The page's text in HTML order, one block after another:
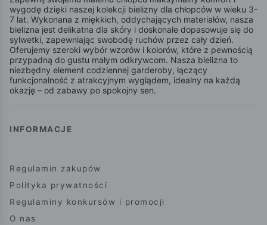
wygodę dzięki naszej kolekcji bielizny dla chłopców w wieku 3-
7 lat. Wykonana z miękkich, oddychających materiałów, nasza
bielizna jest delikatna dla skóry i doskonale dopasowuje się do
sylwetki, zapewniając swobodę ruchów przez cały dzień.
Oferujemy szeroki wybór wzorów i kolorów, które z pewnością
przypadną do gustu małym odkrywcom. Nasza bielizna to
niezbędny element codziennej garderoby, łączący
funkcjonalność z atrakcyjnym wyglądem, idealny na każdą
okazję – od zabawy po spokojny sen.
INFORMACJE
Regulamin zakupów
Polityka prywatności
Regulaminy konkursów i promocji
O nas